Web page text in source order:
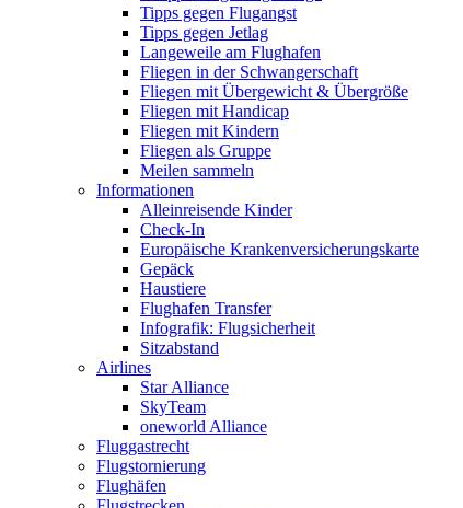
Tipps gegen Flugangst
Tipps gegen Jetlag
Langeweile am Flughafen
Fliegen in der Schwangerschaft
Fliegen mit Übergewicht & Übergröße
Fliegen mit Handicap
Fliegen mit Kindern
Fliegen als Gruppe
Meilen sammeln
Informationen
Alleinreisende Kinder
Check-In
Europäische Krankenversicherungskarte
Gepäck
Haustiere
Flughafen Transfer
Infografik: Flugsicherheit
Sitzabstand
Airlines
Star Alliance
SkyTeam
oneworld Alliance
Fluggastrecht
Flugstornierung
Flughäfen